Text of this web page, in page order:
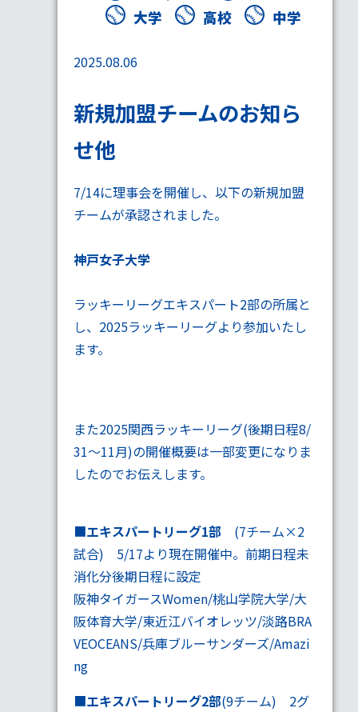
大学
高校 中学
2025.08.06
新規加盟チームのお知ら
せ他
7/14に理事会を開催し、以下の新規加盟
チームが承認されました。
神戸女子大学
ラッキーリーグエキスパート2部の所属と
し、2025ラッキーリーグより参加いたし
ます。
また2025関西ラッキーリーグ(後期日程8/
31～11月)の開催概要は一部変更になりま
したのでお伝えします。
■エキスパートリーグ1部 (7チーム×2
試合) 5/17より現在開催中。前期日程未
消化分後期日程に設定
阪神タイガースWomen/桃山学院大学/大
阪体育大学/東近江バイオレッツ/淡路BRA
VEOCEANS/兵庫ブルーサンダーズ/Amazi
ng
■エキスパートリーグ2部(9チーム) 2グ